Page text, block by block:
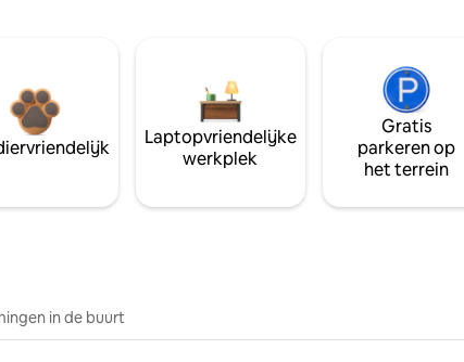
Laptopvriendelijke
werkplek
Gratis
parkeren op
het terrein
in de buurt